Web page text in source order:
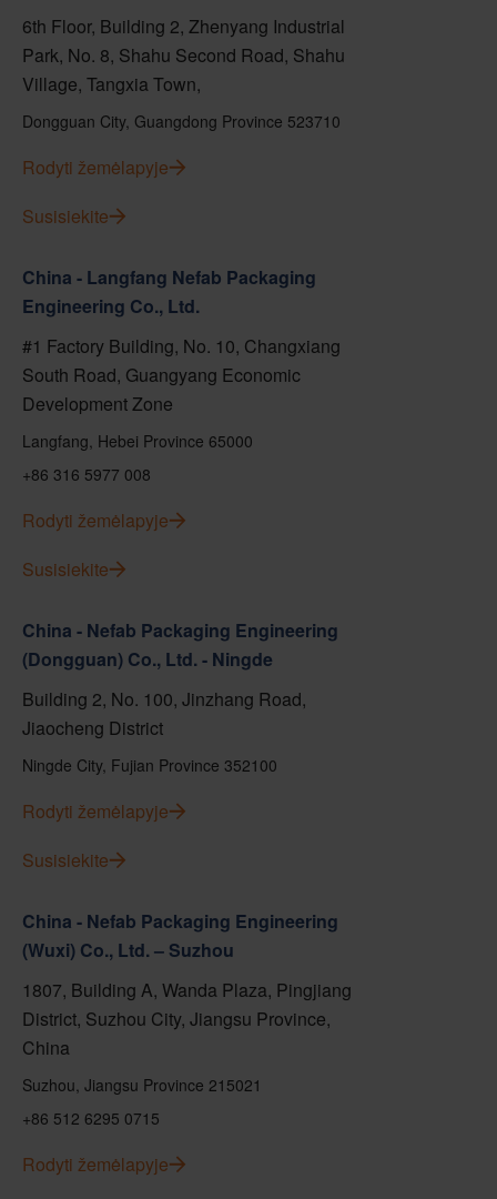
6th Floor, Building 2, Zhenyang Industrial
Park, No. 8, Shahu Second Road, Shahu
Village, Tangxia Town,
Dongguan City, Guangdong Province 523710
Rodyti žemėlapyje
Susisiekite
China - Langfang Nefab Packaging
Engineering Co., Ltd.
#1 Factory Building, No. 10, Changxiang
South Road, Guangyang Economic
Development Zone
Langfang, Hebei Province 65000
+86 316 5977 008
Rodyti žemėlapyje
Susisiekite
China - Nefab Packaging Engineering
(Dongguan) Co., Ltd. - Ningde
Building 2, No. 100, Jinzhang Road,
Jiaocheng District
Ningde City, Fujian Province 352100
Rodyti žemėlapyje
Susisiekite
China - Nefab Packaging Engineering
(Wuxi) Co., Ltd. – Suzhou
1807, Building A, Wanda Plaza, Pingjiang
District, Suzhou City, Jiangsu Province,
China
Suzhou, Jiangsu Province 215021
+86 512 6295 0715
Rodyti žemėlapyje